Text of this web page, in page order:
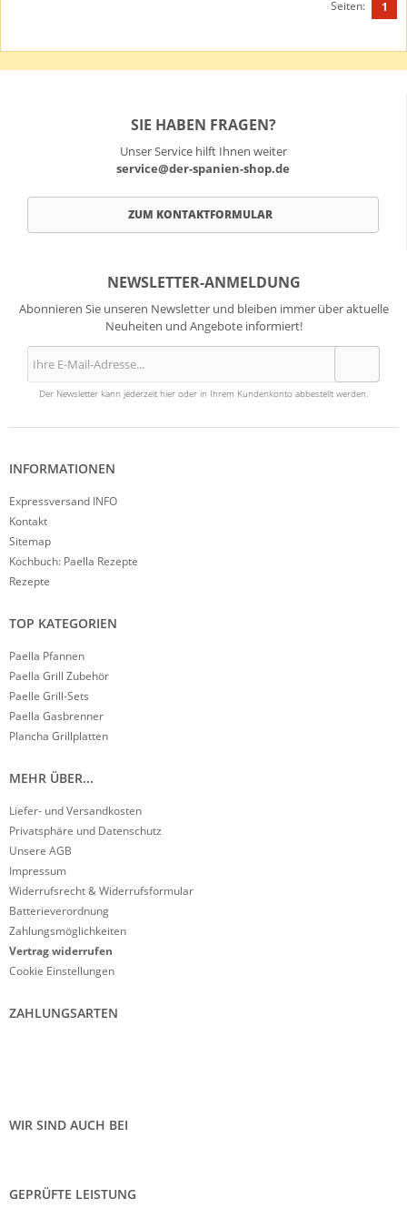
Seiten: 1
SIE HABEN FRAGEN?
Unser Service hilft Ihnen weiter
service@der-spanien-shop.de
ZUM KONTAKTFORMULAR
NEWSLETTER-ANMELDUNG
Abonnieren Sie unseren Newsletter und bleiben immer über aktuelle
Neuheiten und Angebote informiert!
Der Newsletter kann jederzeit hier oder in Ihrem Kundenkonto abbestellt werden.
INFORMATIONEN
Expressversand INFO
Kontakt
Sitemap
Kochbuch: Paella Rezepte
Rezepte
TOP KATEGORIEN
Paella Pfannen
Paella Grill Zubehör
Paelle Grill-Sets
Paella Gasbrenner
Plancha Grillplatten
MEHR ÜBER...
Liefer- und Versandkosten
Privatsphäre und Datenschutz
Unsere AGB
Impressum
Widerrufsrecht & Widerrufsformular
Batterieverordnung
Zahlungsmöglichkeiten
Vertrag widerrufen
Cookie Einstellungen
ZAHLUNGSARTEN
WIR SIND AUCH BEI
GEPRÜFTE LEISTUNG